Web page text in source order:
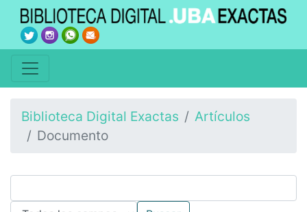
Biblioteca Digital Exactas
Artículos
Documento